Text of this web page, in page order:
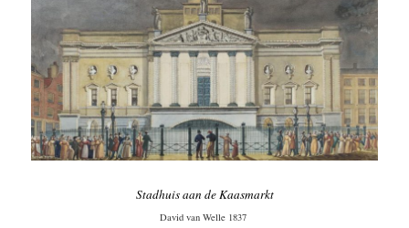
Stadhuis aan de Kaasmarkt
David van Welle 1837